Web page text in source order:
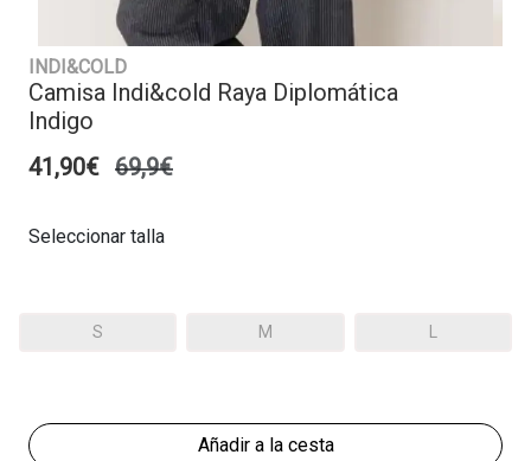
INDI&COLD
Camisa Indi&cold Raya Diplomática
Indigo
41,90€ 69,9€
Seleccionar talla
S M L